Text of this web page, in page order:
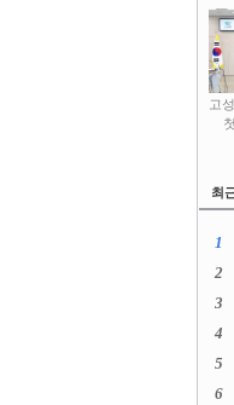
고
최
1
2
3
4
5
6